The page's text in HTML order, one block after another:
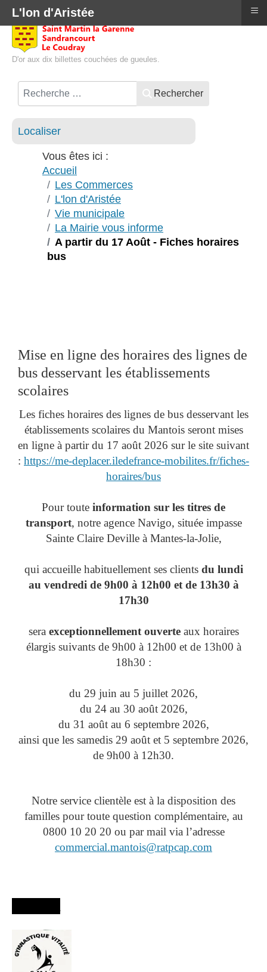
D'or aux dix billettes couchées de gueules.
Rechercher
Localiser
Vous êtes ici :
Accueil
Les Commerces
L'lon d'Aristée
Vie municipale
La Mairie vous informe
A partir du 17 Août - Fiches horaires
bus
Mise en ligne des horaires des lignes de
bus desservant les établissements
scolaires
Les fiches horaires des lignes de bus desservant les
établissements scolaires du Mantois seront mises
en ligne à partir du 17 août 2026 sur le site suivant
: https://me-deplacer.iledefrance-mobilites.fr/fiches-
horaires/bus
Pour toute information sur les titres de
transport, notre agence Navigo, située impasse
Sainte Claire Deville à Mantes-la-Jolie,
qui accueille habituellement ses clients du lundi
au vendredi de 9h00 à 12h00 et de 13h30 à
17h30
sera exceptionnellement ouverteaux horaires
élargis suivants de 9h00 à 12h00 et de 13h00 à
18h30 :
du 29 juin au 5 juillet 2026,
du 24 au 30 août 2026,
du 31 août au 6 septembre 2026,
ainsi que les samedis 29 août et 5 septembre 2026,
de 9h00 à 12h30.
Notre service clientèle est à la disposition des
familles pour toute question complémentaire, au
0800 10 20 20 ou par mail via l’adresse
commercial.mantois@ratpcap.com
L'lon d'Aristée ≡